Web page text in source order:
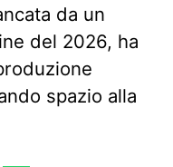
da un
del 2026, ha
spazio alla